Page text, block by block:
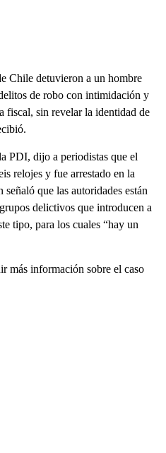
Chile detuvieron a un hombre
de robo con intimidación y
fiscal, sin revelar la identidad de
PDI, dijo a periodistas que el
relojes y fue arrestado en la
que las autoridades están
delictivos que introducen a
tipo, para los cuales “hay un
más información sobre el caso